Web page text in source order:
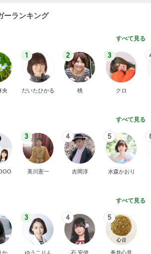
ーランキング
すべて見る
央
1
だいたひかる
2
桃
3
クロ
すべて見る
3
美川憲一
4
吉岡淳
5
水森かおり
すべて見る
か
3
ゆうこりん
4
石 安伊
5
蒼井心音